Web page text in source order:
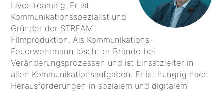
Livestreaming. Er ist
Kommunikationsspezialist und
Gründer der STREAM
Filmproduktion. Als Kommunikations-
Feuerwehrmann löscht er Brände bei
Veränderungsprozessen und ist Einsatzleiter in
allen Kommunikationsaufgaben. Er ist hungrig nach
Herausforderungen in sozialem und digitalem